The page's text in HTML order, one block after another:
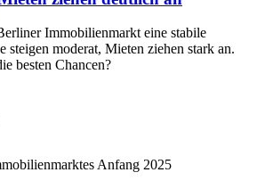
Immobilienmarkt eine stabile
moderat, Mieten ziehen stark an.
besten Chancen?
Anfang 2025